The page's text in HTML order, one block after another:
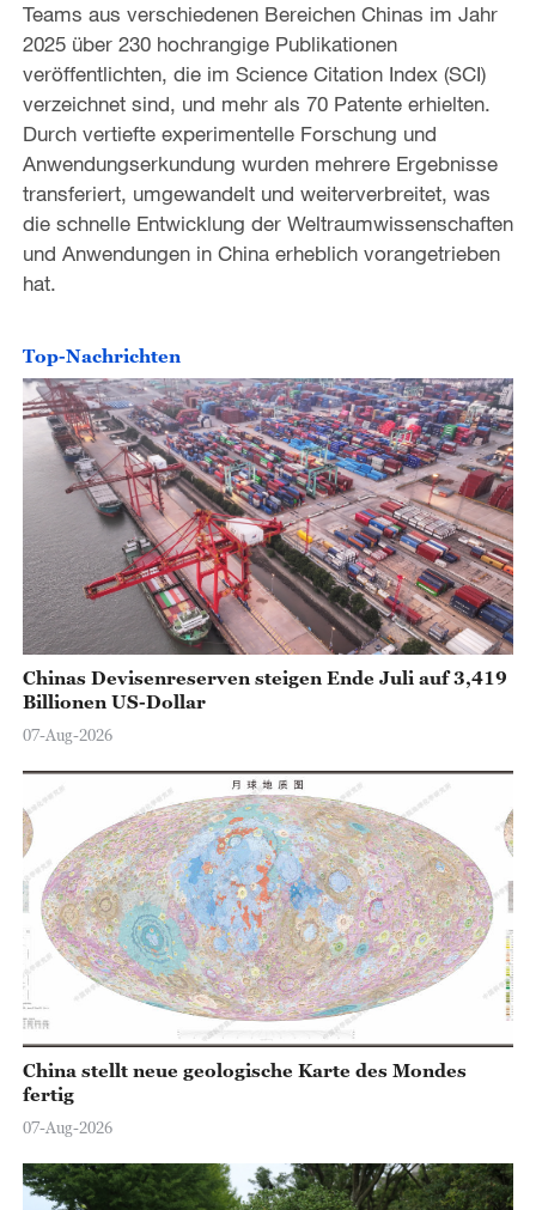
Teams aus verschiedenen Bereichen Chinas im Jahr
2025 über 230 hochrangige Publikationen
veröffentlichten, die im Science Citation Index (SCI)
verzeichnet sind, und mehr als 70 Patente erhielten.
Durch vertiefte experimentelle Forschung und
Anwendungserkundung wurden mehrere Ergebnisse
transferiert, umgewandelt und weiterverbreitet, was
die schnelle Entwicklung der Weltraumwissenschaften
und Anwendungen in China erheblich vorangetrieben
hat.
Top-Nachrichten
Chinas Devisenreserven steigen Ende Juli auf 3,419
Billionen US-Dollar
07-Aug-2026
China stellt neue geologische Karte des Mondes
fertig
07-Aug-2026